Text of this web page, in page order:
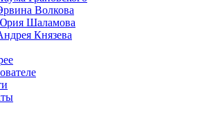
Волкова
Шаламова
Князева